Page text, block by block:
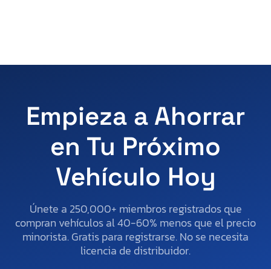
Empieza a Ahorrar
en Tu Próximo
Vehículo Hoy
Únete a 250,000+ miembros registrados que
compran vehículos al 40-60% menos que el precio
minorista. Gratis para registrarse. No se necesita
licencia de distribuidor.